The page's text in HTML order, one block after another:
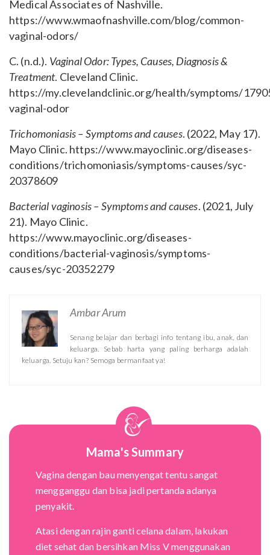
Medical Associates of Nashville.
https://www.wmaofnashville.com/blog/common-
vaginal-odors/
C. (n.d.). Vaginal Odor: Types, Causes, Diagnosis &
Treatment. Cleveland Clinic.
https://my.clevelandclinic.org/health/symptoms/
vaginal-odor
Trichomoniasis – Symptoms and causes. (2022, May 17).
Mayo Clinic. https://www.mayoclinic.org/diseases-
conditions/trichomoniasis/symptoms-causes/syc-
20378609
Bacterial vaginosis – Symptoms and causes. (2021, July
21). Mayo Clinic.
https://www.mayoclinic.org/diseases-
conditions/bacterial-vaginosis/symptoms-
causes/syc-20352279
Ambar Arum
Senang belajar dan berbagi info tentang ibu, anak, dan
keluarga. Sebab harta yang paling berharga adalah
keluarga. Setuju kan? Semoga bermanfaat ya!
Mama's Summary
Vagina dengan bau menyengat tentu sangat
mengganggu dan bisa jadi pertanda adanya
penyakit.
Atasi dengan rajin ganti celana dalam, lakukan
diet sehat dan bersihkan Miss V menggunakan